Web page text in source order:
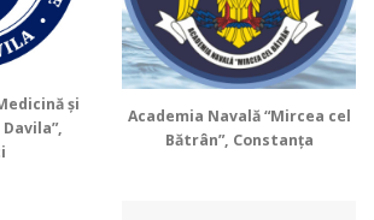
și
Academia Navală “Mircea cel
Bătrân”, Constanța